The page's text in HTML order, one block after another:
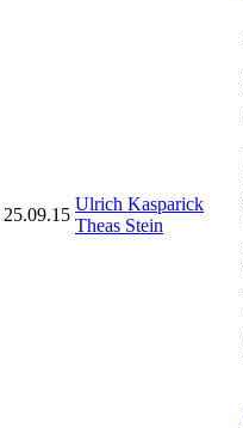
25.09.15
Ulrich Kasparick
Theas Stein